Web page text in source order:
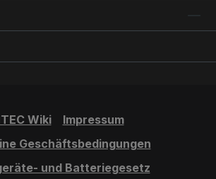
Wiki
Impressum
Geschäftsbedingungen
und Batteriegesetz